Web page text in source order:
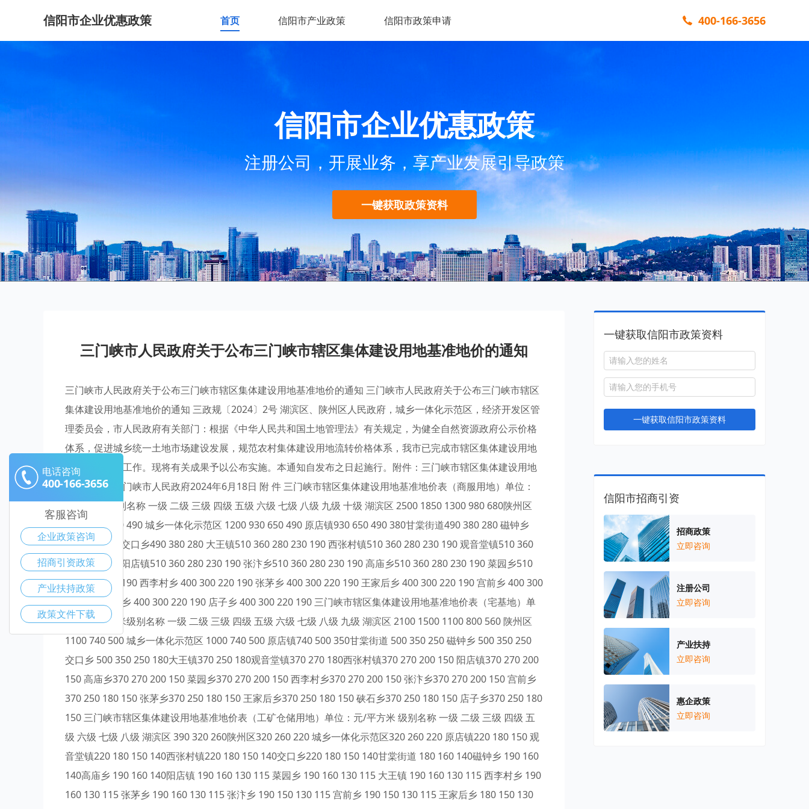
信阳市企业优惠政策 首页 信阳市产业政策 信阳市政策申请 400-166-3656
信阳市企业优惠政策
注册公司，开展业务，享产业发展引导政策
一键获取政策资料
三门峡市人民政府关于公布三门峡市辖区集体建设用地基准地价的通知
三门峡市人民政府关于公布三门峡市辖区集体建设用地基准地价的通知 三门峡市人民政府关于公布三门峡市辖区
集体建设用地基准地价的通知 三政规〔2024〕2号 湖滨区、陕州区人民政府，城乡一体化示范区，经济开发区管
理委员会，市人民政府有关部门：根据《中华人民共和国土地管理法》有关规定，为健全自然资源政府公示价格
体系，促进城乡统一土地市场建设发展，规范农村集体建设用地流转价格体系，我市已完成市辖区集体建设用地
基准地价编制工作。现将有关成果予以公布实施。本通知自发布之日起施行。附件：三门峡市辖区集体建设用地
基准地价表三门峡市人民政府2024年6月18日 附 件 三门峡市辖区集体建设用地基准地价表（商服用地）单位：
元/平方米级别名称 一级 二级 三级 四级 五级 六级 七级 八级 九级 十级 湖滨区 2500 1850 1300 980 680陕州区
1200 930 650 490 城乡一体化示范区 1200 930 650 490 原店镇930 650 490 380甘棠街道490 380 280 磁钟乡
490 380 280 交口乡490 380 280 大王镇510 360 280 230 190 西张村镇510 360 280 230 190 观音堂镇510 360
280 230 190 阳店镇510 360 280 230 190 张汴乡510 360 280 230 190 高庙乡510 360 280 230 190 菜园乡510
360 280 230 190 西李村乡 400 300 220 190 张茅乡 400 300 220 190 王家后乡 400 300 220 190 宫前乡 400 300
220 190 硖石乡 400 300 220 190 店子乡 400 300 220 190 三门峡市辖区集体建设用地基准地价表（宅基地）单
位：元/平方米级别名称 一级 二级 三级 四级 五级 六级 七级 八级 九级 湖滨区 2100 1500 1100 800 560 陕州区
1100 740 500 城乡一体化示范区 1000 740 500 原店镇740 500 350甘棠街道 500 350 250 磁钟乡 500 350 250
交口乡 500 350 250 180大王镇370 250 180观音堂镇370 270 180西张村镇370 270 200 150 阳店镇370 270 200
150 高庙乡370 270 200 150 菜园乡370 270 200 150 西李村乡370 270 200 150 张汴乡370 270 200 150 宫前乡
370 250 180 150 张茅乡370 250 180 150 王家后乡370 250 180 150 硖石乡370 250 180 150 店子乡370 250 180
150 三门峡市辖区集体建设用地基准地价表（工矿仓储用地）单位：元/平方米 级别名称 一级 二级 三级 四级 五
级 六级 七级 八级 湖滨区 390 320 260陕州区320 260 220 城乡一体化示范区320 260 220 原店镇220 180 150 观
音堂镇220 180 150 140西张村镇220 180 150 140交口乡220 180 150 140甘棠街道 180 160 140磁钟乡 190 160
140高庙乡 190 160 140阳店镇 190 160 130 115 菜园乡 190 160 130 115 大王镇 190 160 130 115 西李村乡 190
160 130 115 张茅乡 190 160 130 115 张汴乡 190 150 130 115 宫前乡 190 150 130 115 王家后乡 180 150 130
一键获取信阳市政策资料
一键获取信阳市政策资料
信阳市招商引资
招商政策
立即咨询
注册公司
立即咨询
产业扶持
立即咨询
惠企政策
立即咨询
电话咨询
400-166-3656
客服咨询
企业政策咨询
招商引资政策
产业扶持政策
政策文件下载